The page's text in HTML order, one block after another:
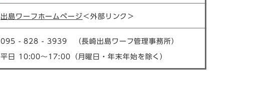
出島ワーフホームページ ＜外部リンク＞
095 - 828 - 3939 （長崎出島ワーフ管理事務所）​
平日 10:00～17:00（月曜日・年末年始を除く）